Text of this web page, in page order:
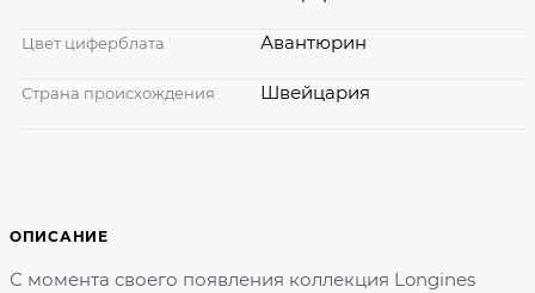
ОПИСАНИЕ
С момента своего появления коллекция Longines
Цвет циферблата Авантюрин
Страна происхождения Швейцария